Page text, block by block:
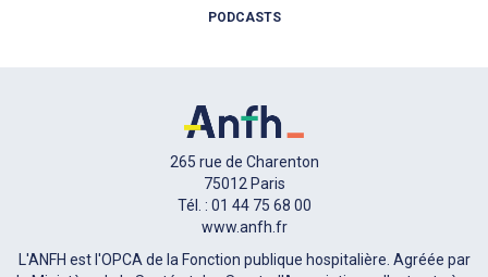
PODCASTS
265 rue de Charenton
75012 Paris
Tél. : 01 44 75 68 00
www.anfh.fr
L'ANFH est l'OPCA de la Fonction publique hospitalière. Agréée par